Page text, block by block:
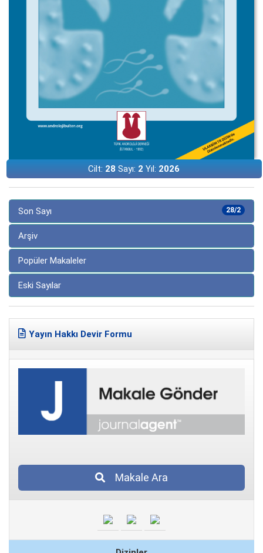
Cilt: 28 Sayı: 2 Yıl: 2026
28/2
Son Sayı
Arşiv
Popüler Makaleler
Eski Sayılar
Yayın Hakkı Devir Formu
Makale Ara